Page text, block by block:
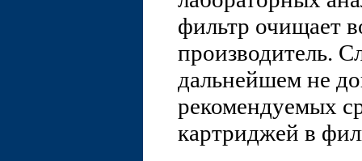
фильтр очищает
производитель.
дальнейшем не
рекомендуемых
картриджей в